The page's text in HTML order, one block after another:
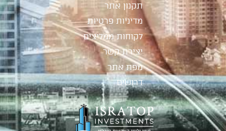
תקנון אתר
מדיניות פרטיות
לקוחות ממליצים
יצירת קשר
מפת אתר
דרושים